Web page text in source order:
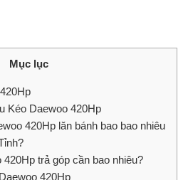
Mục lục
Kéo Daewoo 420Hp
420Hp lăn bánh bao bao nhiêu
trả góp cần bao nhiêu?
420Hp